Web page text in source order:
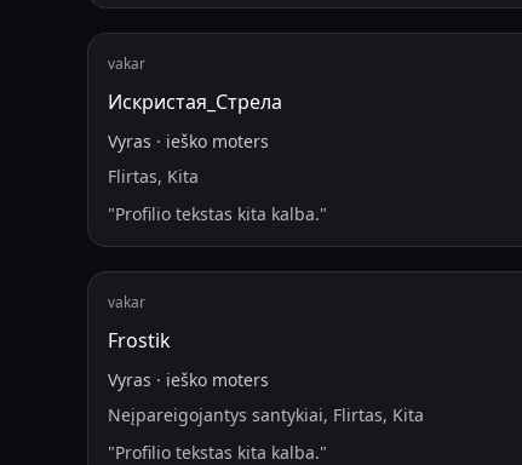
vakar
Искристая_Стрела
Vyras · ieško moters
Flirtas, Kita
"Profilio tekstas kita kalba."
vakar
Frostik
Vyras · ieško moters
Neįpareigojantys santykiai, Flirtas, Kita
"Profilio tekstas kita kalba."